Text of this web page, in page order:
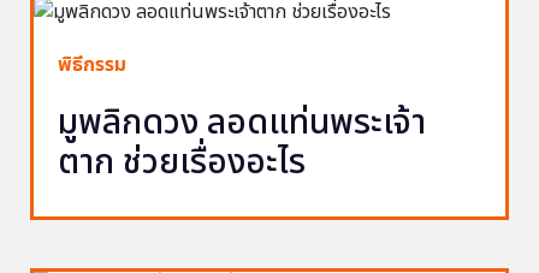
พิธีกรรม
มูพลิกดวง ลอดแท่นพระเจ้า
ตาก ช่วยเรื่องอะไร